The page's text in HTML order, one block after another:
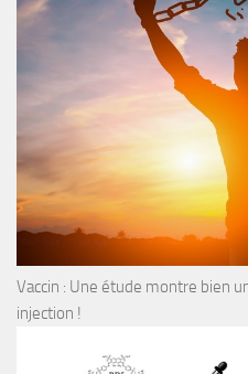
Vaccin : Une étude montre bien
injection !